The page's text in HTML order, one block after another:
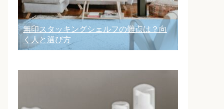
無印スタッキングシェルフの難点は？向
く人と選び方